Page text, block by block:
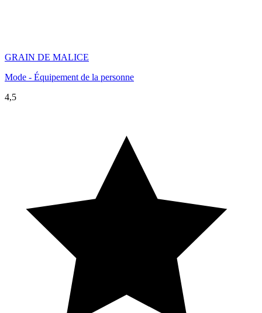
GRAIN DE MALICE
Mode - Équipement de la personne
4,5